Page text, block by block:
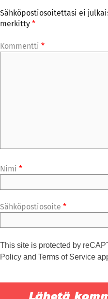
Sähköpostiosoitettasi ei
merkitty *
Kommentti *
Nimi *
Sähköpostiosoite *
This site is protected by
Policy and Terms of Service